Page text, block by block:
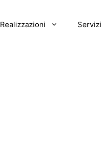
Realizzazioni Servizi